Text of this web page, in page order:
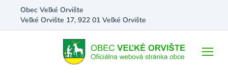
Obec Veľké Orvište
Veľké Orvište 17, 922 01 Veľké Orvište